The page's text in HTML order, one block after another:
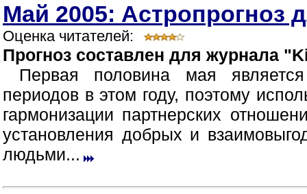
Май 2005: Астропрогноз
Оценка читателей:
Прогноз составлен для журнала
Первая половина мая
периодов в этом году, поэтому
гармонизации партнерских
установления добрых и
людьми...